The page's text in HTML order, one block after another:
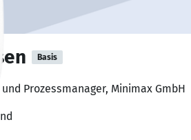
Basis
Prozessmanager, Minimax GmbH